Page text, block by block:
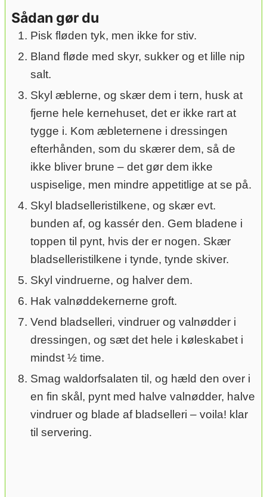
Sådan gør du
Pisk fløden tyk, men ikke for stiv.
Bland fløde med skyr, sukker og et lille nip
salt.
Skyl æblerne, og skær dem i tern, husk at
fjerne hele kernehuset, det er ikke rart at
tygge i. Kom æbleternene i dressingen
efterhånden, som du skærer dem, så de
ikke bliver brune – det gør dem ikke
uspiselige, men mindre appetitlige at se på.
Skyl bladselleristilkene, og skær evt.
bunden af, og kassér den. Gem bladene i
toppen til pynt, hvis der er nogen. Skær
bladselleristilkene i tynde, tynde skiver.
Skyl vindruerne, og halver dem.
Hak valnøddekernerne groft.
Vend bladselleri, vindruer og valnødder i
dressingen, og sæt det hele i køleskabet i
mindst ½ time.
Smag waldorfsalaten til, og hæld den over i
en fin skål, pynt med halve valnødder, halve
vindruer og blade af bladselleri – voila! klar
til servering.